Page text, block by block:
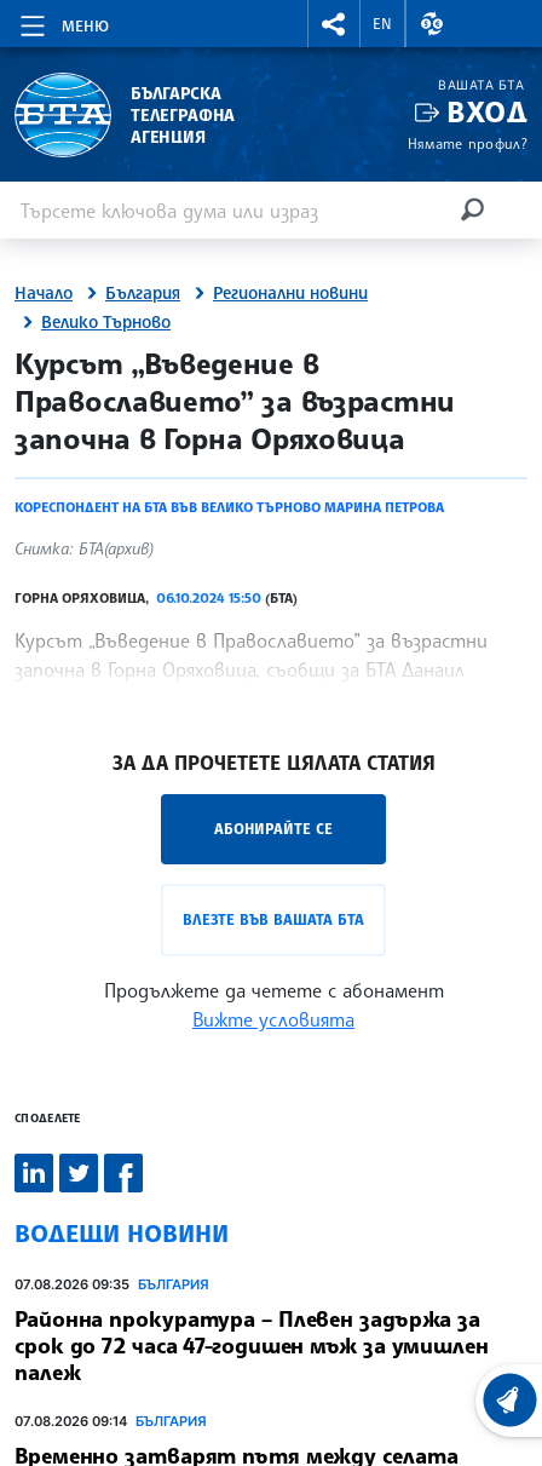
МЕНЮ
RIGHTMENU.SOCIAL
EN
ВАЛУТНИ
БЪЛГАРСКА
ТЕЛЕГРАФНА
АГЕНЦИЯ
ВАШАТА БТА
ВХОД
Нямате профил?
Начало България
Регионални новини
Велико Търново
site.bta
Курсът „Въведение в
Православието” за възрастни
започна в Горна Оряховица
КОРЕСПОНДЕНТ НА БТА ВЪВ ВЕЛИКО ТЪРНОВО МАРИНА ПЕТРОВА
Снимка: БТА(архив)
ГОРНА ОРЯХОВИЦА, 06.10.2024 15:50 (БТА)
Курсът „Въведение в Православието” за възрастни
започна в Горна Оряховица, съобщи за БТА Данаил
ЗА ДА ПРОЧЕТЕТЕ ЦЯЛАТА СТАТИЯ
АБОНИРАЙТЕ СЕ
ВЛЕЗТЕ ВЪВ ВАШАТА БТА
Продължете да четете с абонамент
Вижте условията
СПОДЕЛЕТЕ
ВОДЕЩИ НОВИНИ
07.08.2026 09:35 БЪЛГАРИЯ
Районна прокуратура – Плевен задържа за
срок до 72 часа 47-годишен мъж за умишлен
палеж
07.08.2026 09:14 БЪЛГАРИЯ
Временно затварят пътя между селата